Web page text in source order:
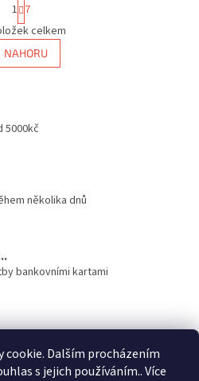
cookie. Dalším procházením
s jejich používáním.. Více
O
v
l
á
í
y
i
s
t
r
á
n
k
n
í
1 7
celkem
NAHORU
5000kč
několika dnů
bankovními kartami
SCRIGNO